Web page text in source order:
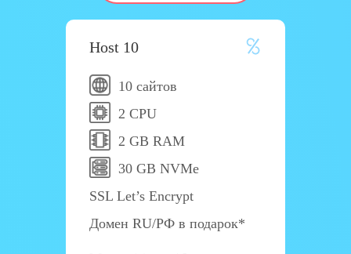
Host 10
10 сайтов
2 CPU
2 GB RAM
30 GB NVMe
SSL Let’s Encrypt
Домен RU/РФ в подарок*